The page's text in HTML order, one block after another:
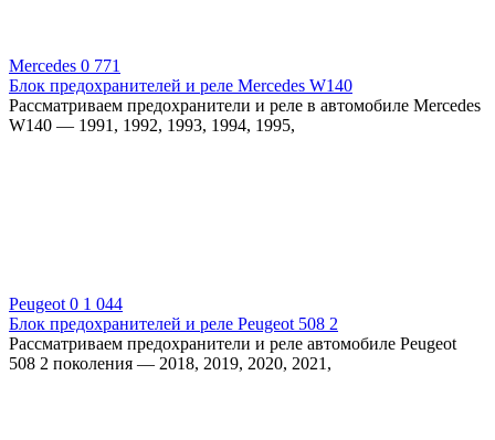
Mercedes 0 771
Блок предохранителей и реле Mercedes W140
Рассматриваем предохранители и реле в автомобиле Mercedes
W140 — 1991, 1992, 1993, 1994, 1995,
Peugeot 0 1 044
Блок предохранителей и реле Peugeot 508 2
Рассматриваем предохранители и реле автомобиле Peugeot
508 2 поколения — 2018, 2019, 2020, 2021,